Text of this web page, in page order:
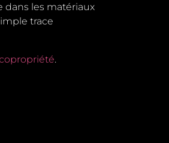
dans les matériaux
trace
.